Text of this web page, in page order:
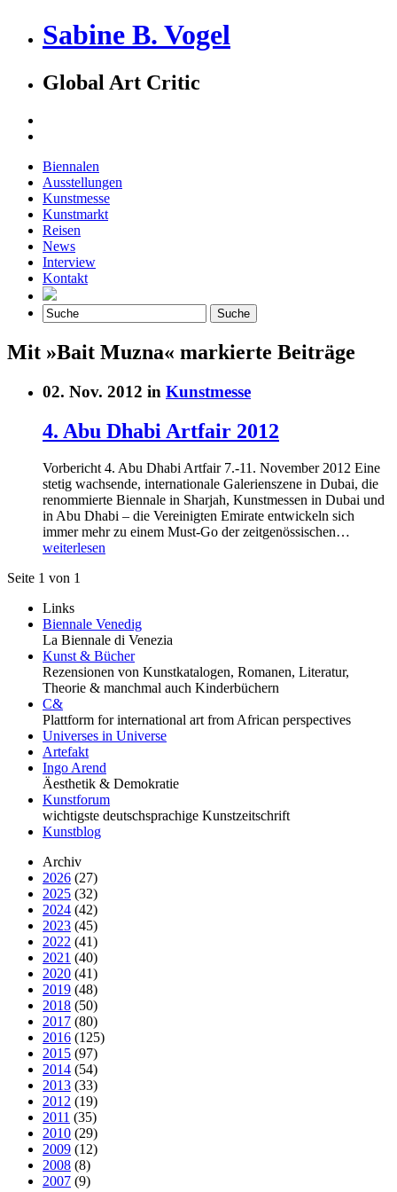
Sabine B. Vogel
Global Art Critic
Biennalen
Ausstellungen
Kunstmesse
Kunstmarkt
Reisen
News
Interview
Kontakt
Mit »Bait Muzna« markierte Beiträge
02. Nov. 2012 in Kunstmesse
4. Abu Dhabi Artfair 2012
Vorbericht 4. Abu Dhabi Artfair 7.-11. November 2012 Eine
stetig wachsende, internationale Galerienszene in Dubai, die
renommierte Biennale in Sharjah, Kunstmessen in Dubai und
in Abu Dhabi – die Vereinigten Emirate entwickeln sich
immer mehr zu einem Must-Go der zeitgenössischen…
weiterlesen
Seite 1 von 1
Links
Biennale Venedig
La Biennale di Venezia
Kunst & Bücher
Rezensionen von Kunstkatalogen, Romanen, Literatur,
Theorie & manchmal auch Kinderbüchern
C&
Plattform for international art from African perspectives
Universes in Universe
Artefakt
Ingo Arend
Äesthetik & Demokratie
Kunstforum
wichtigste deutschsprachige Kunstzeitschrift
Kunstblog
Archiv
2026 (27)
2025 (32)
2024 (42)
2023 (45)
2022 (41)
2021 (40)
2020 (41)
2019 (48)
2018 (50)
2017 (80)
2016 (125)
2015 (97)
2014 (54)
2013 (33)
2012 (19)
2011 (35)
2010 (29)
2009 (12)
2008 (8)
2007 (9)